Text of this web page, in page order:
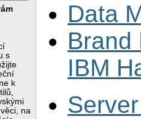
s
k
na
Data
Brand
IBM